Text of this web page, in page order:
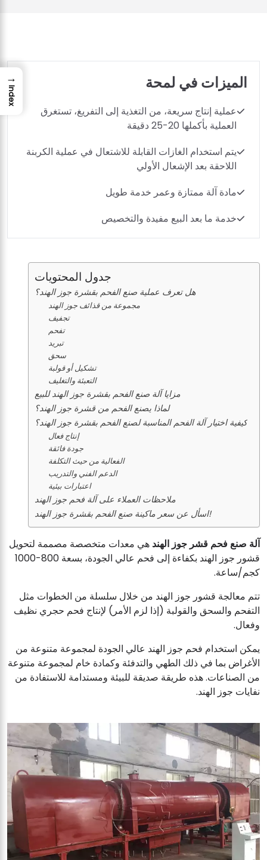
الميزات في لمحة
عملية إنتاج سريعة، من التغذية إلى التفريغ، تستغرق
العملية بأكملها 20-25 دقيقة
يتم استخدام الغازات القابلة للاشتعال في عملية الكربنة
اللاحقة بعد الإشعال الأولي
مادة آلة ممتازة وعمر خدمة طويل
خدمة ما بعد البيع مفيدة والتخصيص
جدول المحتويات
هل تعرف عملية صنع الفحم بقشرة جوز الهند؟
مجموعة من قذائف جوز الهند
تجفيف
تفحم
تبريد
سحق
تشكيل أو قولبة
التعبئة والتغليف
مزايا آلة صنع الفحم بقشرة جوز الهند للبيع
لماذا يصنع الفحم من قشرة جوز الهند؟
كيفية اختيار آلة الفحم المناسبة لصنع الفحم بقشرة جوز الهند؟
إنتاج فعال
جودة فائقة
الفعالية من حيث التكلفة
الدعم الفني والتدريب
اعتبارات بيئية
ملاحظات العملاء على آلة فحم جوز الهند
اسأل عن سعر ماكينة صنع الفحم بقشرة جوز الهند!
آلة صنع فحم قشر جوز الهند هي معدات متخصصة مصممة لتحويل
قشور جوز الهند بكفاءة إلى فحم عالي الجودة، بسعة 800-1000
كجم/ساعة.
تتم معالجة قشور جوز الهند من خلال سلسلة من الخطوات مثل
التفحم والسحق والقولبة (إذا لزم الأمر) لإنتاج فحم حجري نظيف
وفعال.
يمكن استخدام فحم جوز الهند عالي الجودة لمجموعة متنوعة من
الأغراض بما في ذلك الطهي والتدفئة وكمادة خام لمجموعة متنوعة
من الصناعات. هذه طريقة صديقة للبيئة ومستدامة للاستفادة من
نفايات جوز الهند.
→
Index